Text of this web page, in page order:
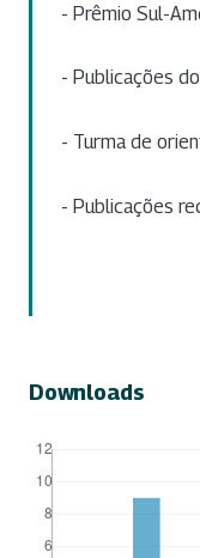
- Prêmio Sul-
- Publicações
- Turma de
- Publicações
Downloads